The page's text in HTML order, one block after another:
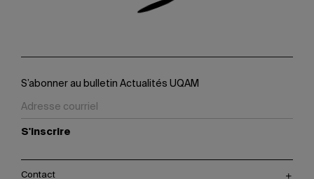
S’abonner au bulletin Actualités UQAM
S'inscrire
Contact